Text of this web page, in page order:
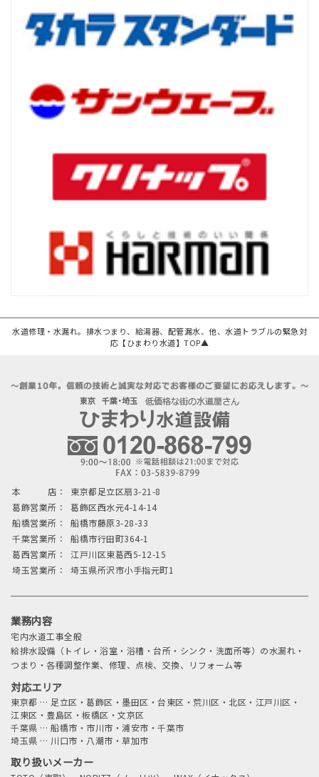
水道修理・水漏れ。排水つまり、給湯器、配管漏水、他、水道トラブルの緊急対
応【ひまわり水道】TOP▲
本 店：
東京都足立区扇3-21-8
葛飾営業所：
葛飾区西水元4-14-14
船橋営業所：
船橋市藤原3-28-33
千葉営業所：
船橋市行田町364-1
葛西営業所：
江戸川区東葛西5-12-15
埼玉営業所：
埼玉県所沢市小手指元町1
業務内容
宅内水道工事全般
給排水設備（トイレ・浴室・浴槽・台所・シンク・洗面所等）の水漏れ・
つまり・各種調整作業、修理、点検、交換、リフォーム等
対応エリア
東京都 … 足立区・葛飾区・墨田区・台東区・荒川区・北区・江戸川区・
江東区・豊島区・板橋区・文京区
千葉県 … 船橋市・市川市・浦安市・千葉市
埼玉県 … 川口市・八潮市・草加市
取り扱いメーカー